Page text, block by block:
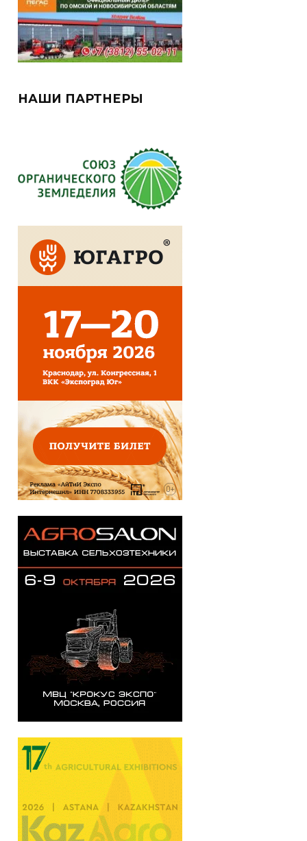
НАШИ ПАРТНЕРЫ